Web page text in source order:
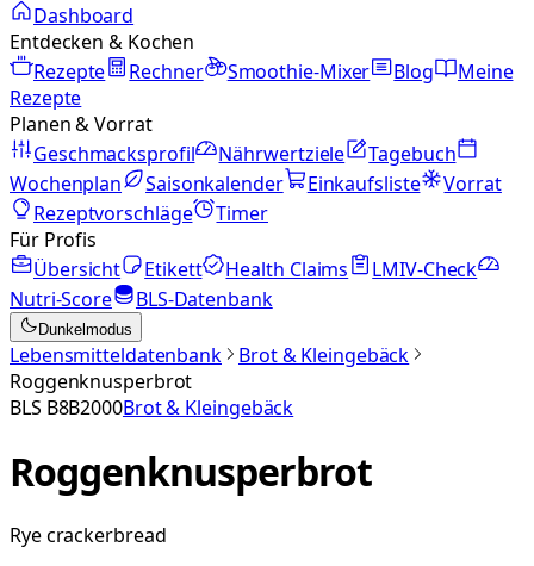
Dashboard
Entdecken & Kochen
Rezepte
Rechner Smoothie-Mixer Blog
Meine
Rezepte
Planen & Vorrat
Geschmacksprofil
Nährwertziele
Tagebuch
Wochenplan
Saisonkalender Einkaufsliste
Vorrat
Rezeptvorschläge
Timer
Für Profis
Übersicht
Etikett Health Claims
LMIV-Check
Nutri-Score
BLS-Datenbank
Dunkelmodus
Lebensmitteldatenbank
Brot & Kleingebäck
Roggenknusperbrot
BLS B8B2000Brot & Kleingebäck
Roggenknusperbrot
Rye crackerbread